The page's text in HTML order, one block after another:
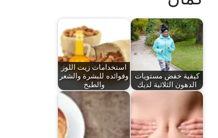
كيفية خفض مستويات
الدهون الثلاثية لديك
استخدامات زيت اللوز
وفوائده للبشرة والشعر
والطبخ